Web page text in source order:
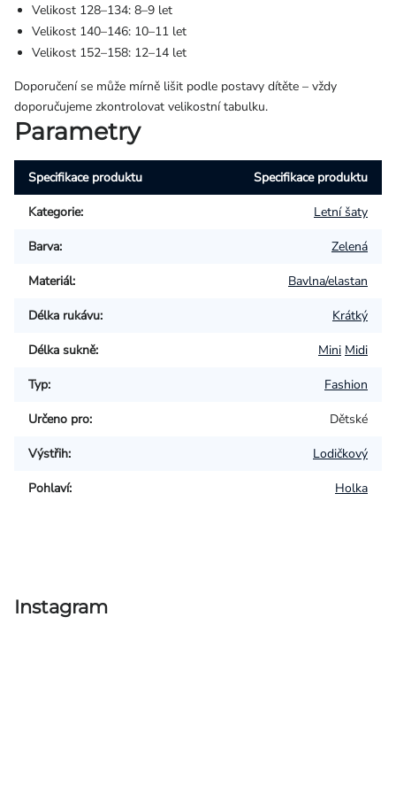
Velikost 128–134: 8–9 let
Velikost 140–146: 10–11 let
Velikost 152–158: 12–14 let
Doporučení se může mírně lišit podle postavy dítěte – vždy
doporučujeme zkontrolovat velikostní tabulku.
Parametry
Specifikace produktu Specifikace produktu
Kategorie: Letní šaty
Barva: Zelená
Materiál: Bavlna/elastan
Délka rukávu: Krátký
Délka sukně: Mini Midi
Typ: Fashion
Určeno pro: Dětské
Výstřih: Lodičkový
Pohlaví: Holka
Instagram